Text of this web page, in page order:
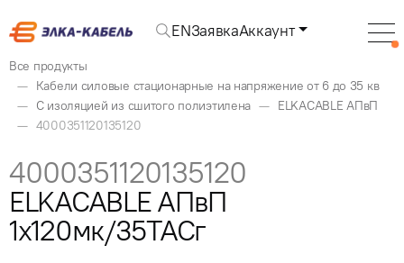
ENЗаявкаАккаунт
Все продукты
Кабели силовые стационарные на напряжение от 6 до 35 кв
С изоляцией из сшитого полиэтилена
ELKACABLE АПвП
4000351120135120
4000351120135120
ELKACABLE АПвП
1x120мк/35ТАСг